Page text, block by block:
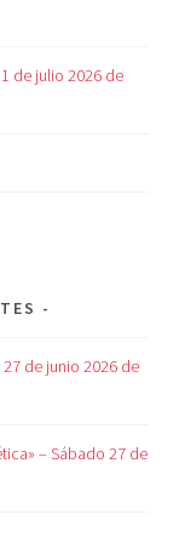
de julio 2026 de
de junio 2026 de
– Sábado 27 de